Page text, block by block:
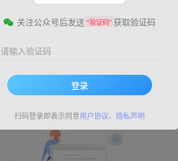
关注公众号后发送 “验证码” 获取验证码
请输入验证码
登录
扫码登录即表示同意用户协议、 隐私声明